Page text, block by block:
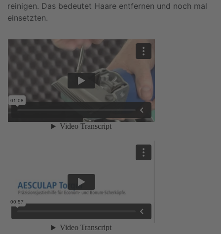
reinigen. Das bedeutet Haare entfernen und noch mal
einsetzten.